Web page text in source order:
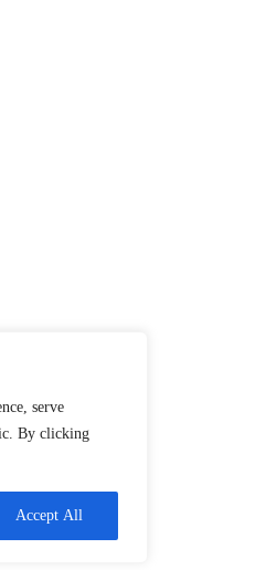
serve
By clicking
Accept All